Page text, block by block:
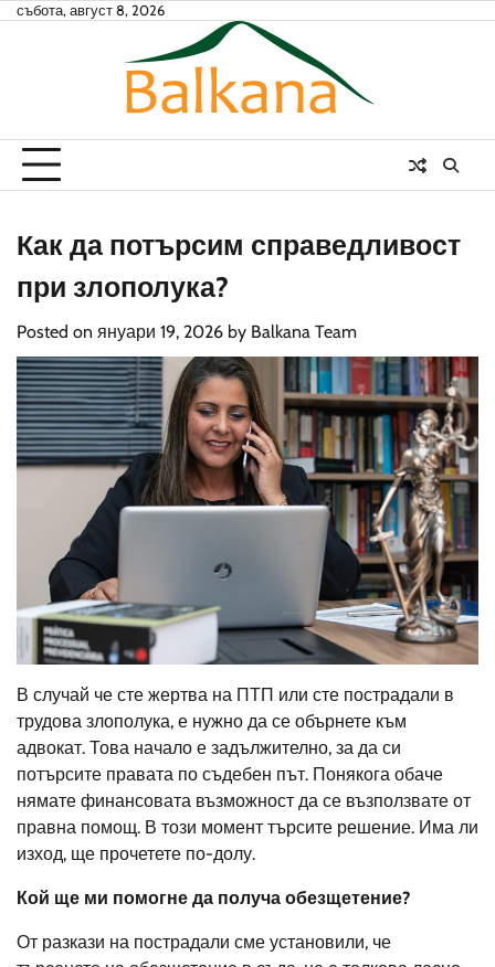
Skipсъбота, август 8, 2026
Как да потърсим справедливост
при злополука?
Posted on януари 19, 2026 by Balkana Team
В случай че сте жертва на ПТП или сте пострадали в
трудова злополука, е нужно да се обърнете към
адвокат. Това начало е задължително, за да си
потърсите правата по съдебен път. Понякога обаче
нямате финансовата възможност да се възползвате от
правна помощ. В този момент търсите решение. Има ли
изход, ще прочетете по-долу.
Кой ще ми помогне да получа обезщетение?
От разкази на пострадали сме установили, че